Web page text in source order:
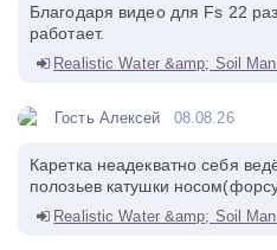
Благодаря видео для Fs 22
работает.
Realistic Water &amp; Soil
Гость Алексей 08.08.26
Каретка неадекватно себя
полозьев катушки
Realistic Water &amp; Soil